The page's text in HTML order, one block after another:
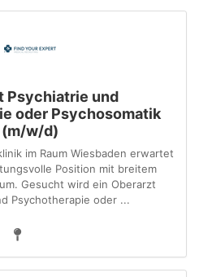
Psychiatrie und
oder Psychosomatik
(m/w/d)
im Raum Wiesbaden erwartet
Position mit breitem
Gesucht wird ein Oberarzt
Psychotherapie oder ...